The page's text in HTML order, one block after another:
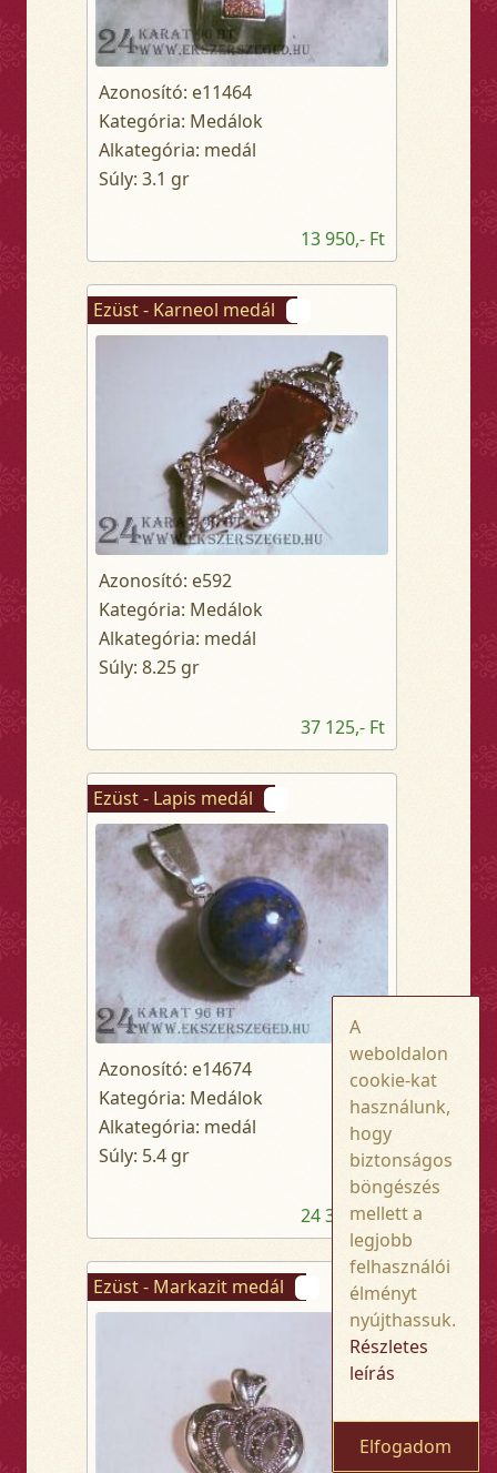
Azonosító: e11464
Kategória: Medálok
Alkategória: medál
Súly: 3.1 gr
13 950,- Ft
Ezüst - Karneol medál
Azonosító: e592
Kategória: Medálok
Alkategória: medál
Súly: 8.25 gr
37 125,- Ft
Ezüst - Lapis medál
Azonosító: e14674
Kategória: Medálok
Alkategória: medál
Súly: 5.4 gr
24 300,- Ft
Ezüst - Markazit medál
A
weboldalon
cookie-kat
használunk,
hogy
biztonságos
böngészés
mellett a
legjobb
felhasználói
élményt
nyújthassuk.
Részletes
leírás
Elfogadom